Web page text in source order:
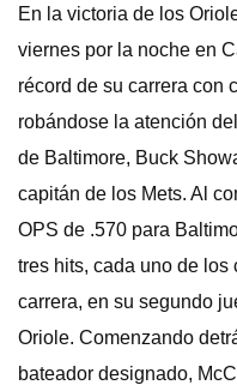
En la victoria de los
viernes por la noche en
récord de su carrera con
robándose la atención
de Baltimore, Buck
capitán de los Mets. Al
OPS de .570 para
tres hits, cada uno de
carrera, en su segundo
Oriole. Comenzando
bateador designado,